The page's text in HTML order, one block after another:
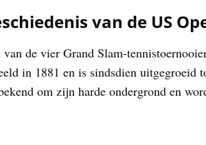
van de US
de vier Grand Slam-
in 1881 en is sindsdien uitgegroeid
om zijn harde ondergrond en